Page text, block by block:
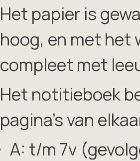
Het papier is
hoog, en met het
compleet met
Het notitieboek
pagina’s van
A: t/m 7v